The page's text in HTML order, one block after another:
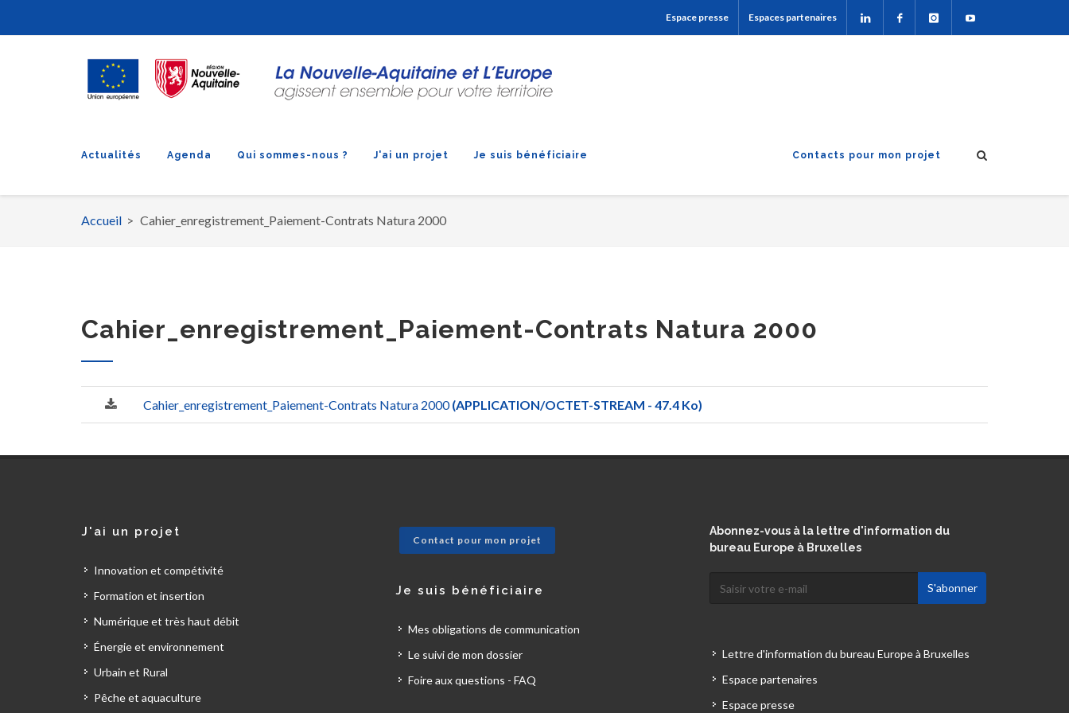
Espace presse Espaces partenaires
Actualités Agenda Qui sommes-nous ? J'ai un projet Je suis bénéficiaire Contacts pour mon projet
Fil
Accueil Cahier_enregistrement_Paiement-Contrats Natura 2000
Cahier_enregistrement_Paiement-Contrats Natura 2000
Cahier_enregistrement_Paiement-Contrats Natura 2000(APPLICATION/OCTET-STREAM - 47.4 Ko)
J'ai un projet
Innovation et compétivité
Formation et insertion
Numérique et très haut débit
Énergie et environnement
Urbain et Rural
Pêche et aquaculture
Contact pour mon projet
Je suis bénéficiaire
Mes obligations de communication
Le suivi de mon dossier
Foire aux questions - FAQ
Abonnez-vous à la lettre d'information du
bureau Europe à Bruxelles
Lettre d'information du bureau Europe à Bruxelles
Espace partenaires
Espace presse